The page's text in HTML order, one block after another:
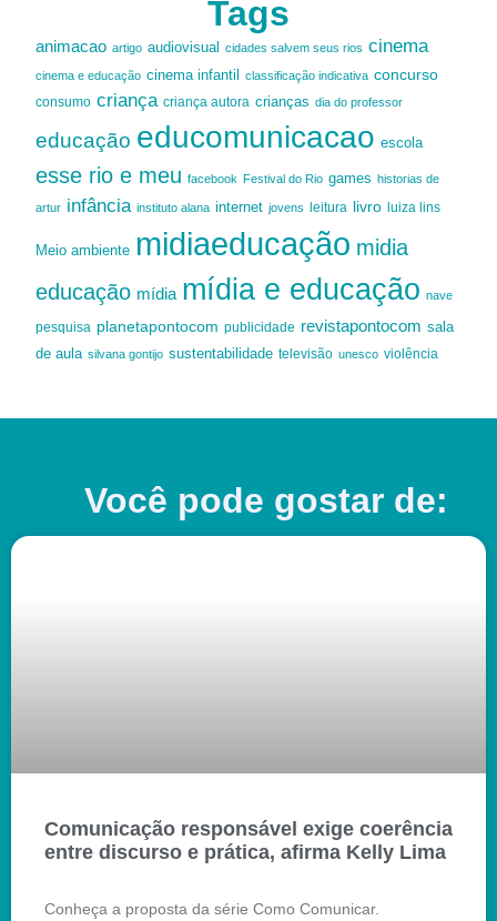
Tags
animacao artigo audiovisual cidades salvem seus rios cinema
cinema e educação cinema infantil classificação indicativa concurso
consumo criança criança autora crianças dia do professor
educação educomunicacao escola
esse rio e meu facebook Festival do Rio games historias de
artur infância instituto alana internet jovens leitura livro luiza lins
Meio ambiente midiaeducação midia
educação mídia mídia e educação nave
pesquisa planetapontocom publicidade revistapontocom sala
de aula silvana gontijo sustentabilidade televisão unesco violência
Você pode gostar de:
Comunicação responsável exige coerência
entre discurso e prática, afirma Kelly Lima
Conheça a proposta da série Como Comunicar.